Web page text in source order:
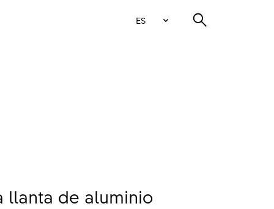
ES
llanta de aluminio